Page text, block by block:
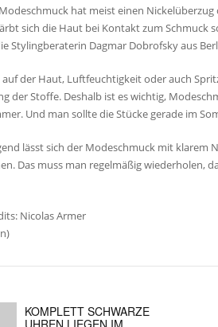
hat meist einen
sich die Haut bei Kontakt zum Schmuck
Stylingberaterin Dagmar Dobrofsky aus
auf der Haut, Luftfeuchtigkeit oder auch
der Stoffe. Deshalb ist es wichtig,
Und man sollte die Stücke gerade im
lässt sich der Modeschmuck mit klarem
Das muss man regelmäßig wiederholen,
Nicolas Armer
KOMPLETT SCHWARZE
UHREN LIEGEN IM